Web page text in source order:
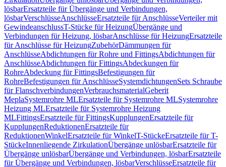
lösbarErsatzteile für Übergänge und Verbindungen,
lösbarVerschlüsseAnschlüsseErsatzteile für AnschlüsseVerteiler mit
GewindeanschlussT-Stücke für HeizungÜbergänge und
Verbindungen für Heizung, lösbarAnschlüsse für HeizungErsatzteile
für Anschlüsse für HeizungZubehörDämmungen für
AnschlüsseAbdichtungen für Rohre und FittingsAbdichtungen für
AnschlüsseAbdichtungen für FittingsAbdeckungen für
RohreAbdeckung für FittingsBefestigungen für
RohreBefestigungen für AnschlüsseSystemdichtungenSets Schraube
für FlanschverbindungenVerbrauchsmaterialGeberit
MeplaSystemrohre MLErsatzteile für Systemrohre MLSystemrohre
Heizung MLErsatzteile für Systemrohre Heizung
MLFittingsErsatzteile für FittingsKupplungenErsatzteile für
KupplungenReduktionenErsatzteile für
ReduktionenWinkelErsatzteile für WinkelT-StückeErsatzteile für T-
StückeInnenliegende ZirkulationÜbergänge unlösbarErsatzteile für
Übergänge unlösbarÜbergänge und Verbindungen, lösbarErsatzteile
für Übergänge und Verbindungen, lösbarVerschlüsseErsatzteile für